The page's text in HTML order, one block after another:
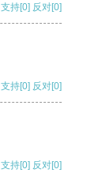
支持[0] 反对[0]
支持[0] 反对[0]
支持[0] 反对[0]